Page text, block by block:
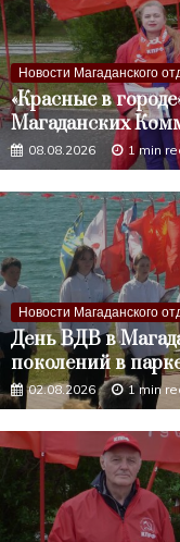
Новости Магаданского
«Красные в
Магаданских
08.08.2026 1 min
Новости Магаданского
День ВДВ в
поколений в
02.08.2026 1 min